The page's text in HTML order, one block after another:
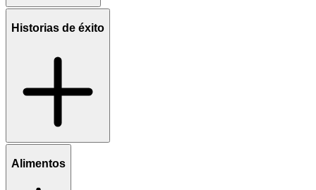
Historias de éxito
Alimentos